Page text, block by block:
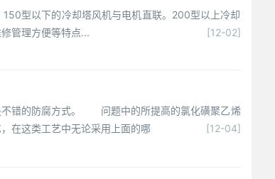
型以下的冷却塔风机与电机直联。200型以上冷却
管理方便等特点...
[12-02]
不错的防腐方式。 问题中的所提高的氯化磺聚乙烯
在这类工艺中无论采用上面的哪
[12-04]